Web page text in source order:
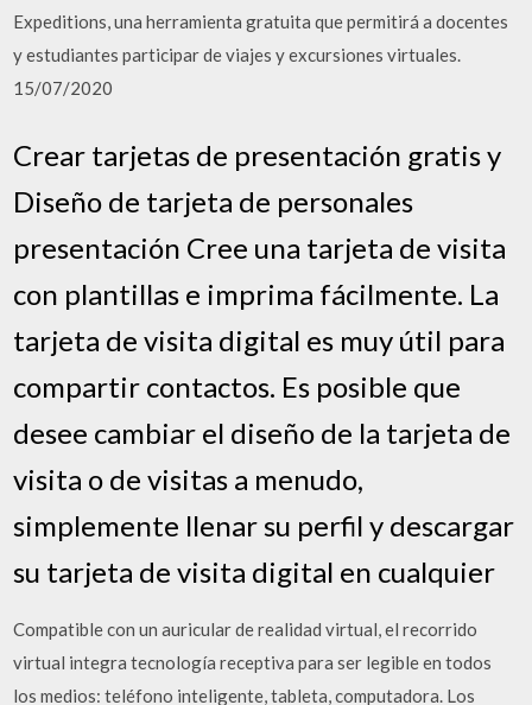
Expeditions, una herramienta gratuita que permitirá a docentes
y estudiantes participar de viajes y excursiones virtuales.
15/07/2020
Crear tarjetas de presentación gratis y
Diseño de tarjeta de personales
presentación Cree una tarjeta de visita
con plantillas e imprima fácilmente. La
tarjeta de visita digital es muy útil para
compartir contactos. Es posible que
desee cambiar el diseño de la tarjeta de
visita o de visitas a menudo,
simplemente llenar su perfil y descargar
su tarjeta de visita digital en cualquier
Compatible con un auricular de realidad virtual, el recorrido
virtual integra tecnología receptiva para ser legible en todos
los medios: teléfono inteligente, tableta, computadora. Los